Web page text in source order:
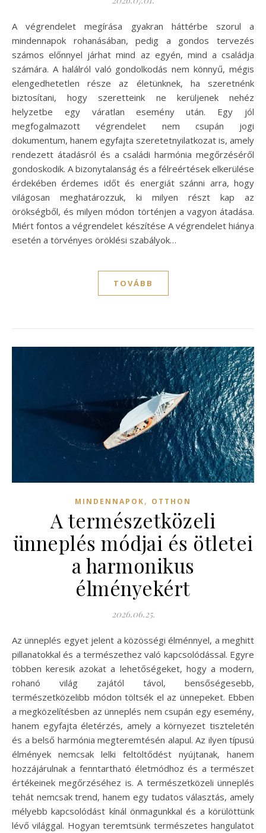
A végrendelet megírása gyakran háttérbe szorul a
mindennapok rohanásában, pedig a gondos tervezés
számos előnnyel járhat mind az egyén, mind a családja
számára. A halálról való gondolkodás nem könnyű, mégis
elengedhetetlen része az életünknek, ha szeretnénk
biztosítani, hogy szeretteink ne kerüljenek nehéz
helyzetbe egy váratlan esemény után. Egy jól
megfogalmazott végrendelet nem csupán jogi
dokumentum, hanem egyfajta szeretetnyilatkozat is, amely
rendezett átadásról és a családi harmónia megőrzéséről
gondoskodik. A bizonytalanság és a félreértések elkerülése
érdekében érdemes időt és energiát szánni arra, hogy
világosan meghatározzuk, ki milyen részt kap az
örökségből, és milyen módon történjen a vagyon átadása.
Miért fontos a végrendelet készítése A végrendelet hiánya
esetén a törvényes öröklési szabályok…
TOVÁBB
MINDENNAPOK, OTTHON
A természetközeli
ünneplés módjai és ötletei
a harmonikus
élményekért
2026.06.25.
Az ünneplés egyet jelent a közösségi élménnyel, a meghitt
pillanatokkal és a természethez való kapcsolódással. Egyre
többen keresik azokat a lehetőségeket, hogy a modern,
rohanó világ zajától távol, bensőségesebb,
természetközelibb módon töltsék el az ünnepeket. Ebben
a megközelítésben az ünneplés nem csupán egy esemény,
hanem egyfajta életérzés, amely a környezet tiszteletén
és a belső harmónia megteremtésén alapul. Az ilyen típusú
élmények nemcsak lelki feltöltődést nyújtanak, hanem
hozzájárulnak a fenntartható életmódhoz és a természet
értékeinek megőrzéséhez is. A természetközeli ünneplés
tehát nemcsak trend, hanem egy tudatos választás, amely
mélyebb kapcsolódást kínál önmagunkkal és a körülöttünk
lévő világgal. Hogyan teremtsünk természetes hangulatot